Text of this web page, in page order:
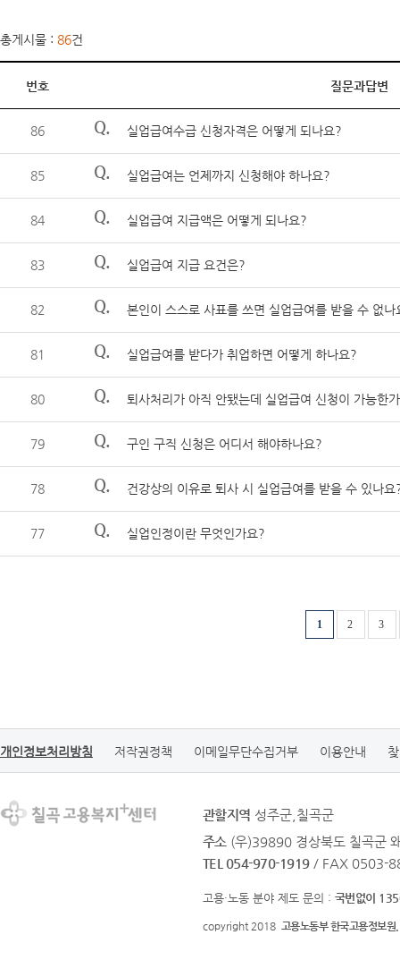
총게시물 : 86건
번호 질문과답변
86 Q. 실업급여수급 신청자격은 어떻게 되나요?
85 Q. 실업급여는 언제까지 신청해야 하나요?
84 Q. 실업급여 지급액은 어떻게 되나요?
83 Q. 실업급여 지급 요건은?
82 Q. 본인이 스스로 사표를 쓰면 실업급여를 받을 수 없나
81 Q. 실업급여를 받다가 취업하면 어떻게 하나요?
80 Q. 퇴사처리가 아직 안됐는데 실업급여 신청이 가능한
79 Q. 구인 구직 신청은 어디서 해야하나요?
78 Q. 건강상의 이유로 퇴사 시 실업급여를 받을 수 있나요
77 Q. 실업인정이란 무엇인가요?
1 2 3
개인정보처리방침 저작권정책 이메일무단수집거부 이용안내
관할지역 성주군,칠곡군
주소 (우)39890 경상북도 칠곡군
TEL 054-970-1919 / FAX 0503-
고용·노동 분야 제도 문의 : 국번없이
copyright 2018 고용노동부 한국고용정보원.